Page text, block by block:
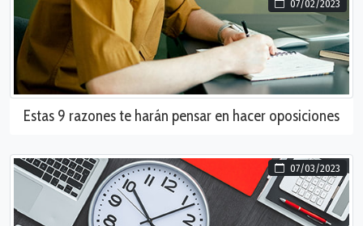
07/02/2023
Estas 9 razones te harán pensar en hacer oposiciones
07/03/2023